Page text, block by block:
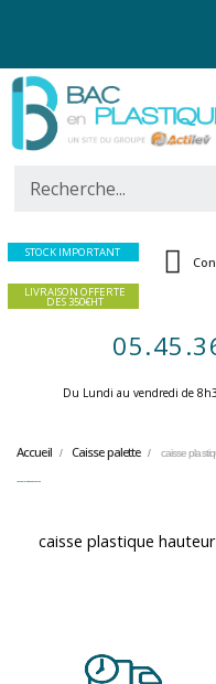
STOCK IMPORTANT
LIVRAISON OFFERTE
DES 350€HT
Du Lundi au vendredi de
Accueil Caisse palette caisse
caisse plastique